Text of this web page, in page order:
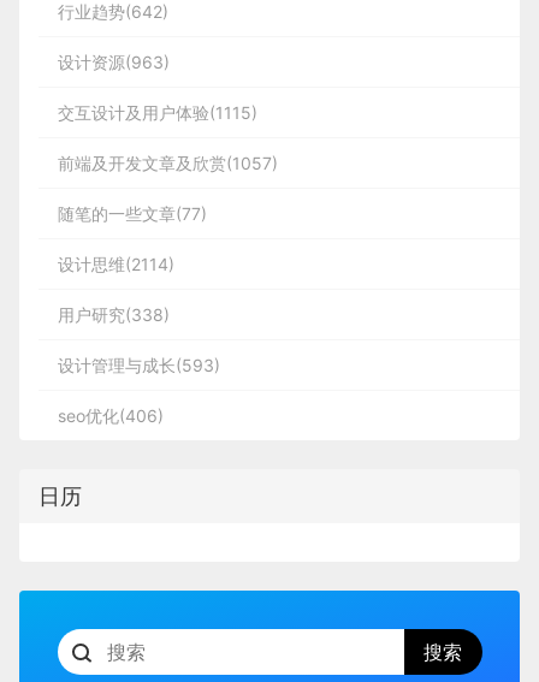
行业趋势(642)
设计资源(963)
交互设计及用户体验(1115)
前端及开发文章及欣赏(1057)
随笔的一些文章(77)
设计思维(2114)
用户研究(338)
设计管理与成长(593)
seo优化(406)
日历